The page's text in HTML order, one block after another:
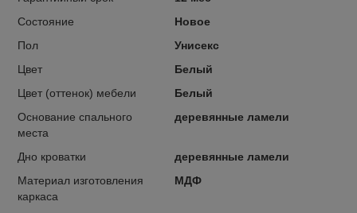
Состояние
Новое
Пол
Унисекс
Цвет
Белый
Цвет (оттенок) мебели
Белый
Основание спального
места
деревянные ламели
Дно кроватки
деревянные ламели
Материал изготовления
каркаса
МДФ